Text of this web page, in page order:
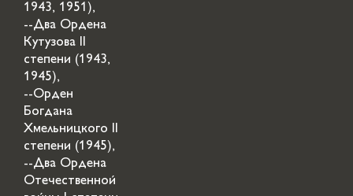
1943, 1951),
--Два Ордена
Кутузова II
степени (1943,
1945),
--Орден
Богдана
Хмельницкого II
степени (1945),
--Два Ордена
Отечественной